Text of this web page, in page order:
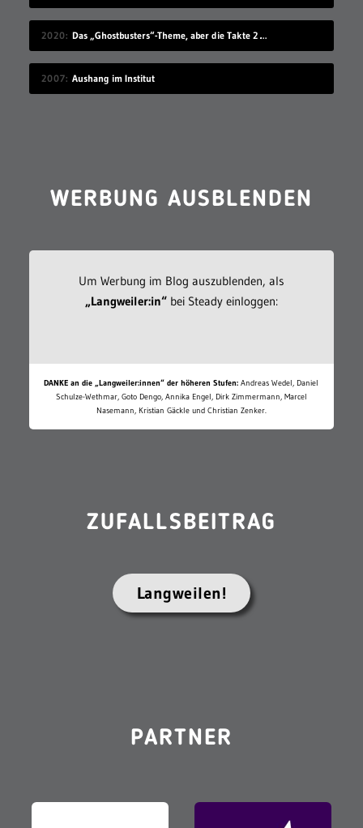
2020 Das „Ghostbusters“-Theme, aber die Takte 2 und 4 sind vertauscht
2007 Aushang im Institut
WERBUNG AUSBLENDEN
Um Werbung im Blog auszublenden, als
„Langweiler:in“bei Steady einloggen:
DANKE an die „Langweiler:innen“ der höheren Stufen: Andreas Wedel, Daniel
Schulze-Wethmar, Goto Dengo, Annika Engel, Dirk Zimmermann, Marcel
Nasemann, Kristian Gäckle und Christian Zenker.
ZUFALLSBEITRAG
Langweilen!
PARTNER